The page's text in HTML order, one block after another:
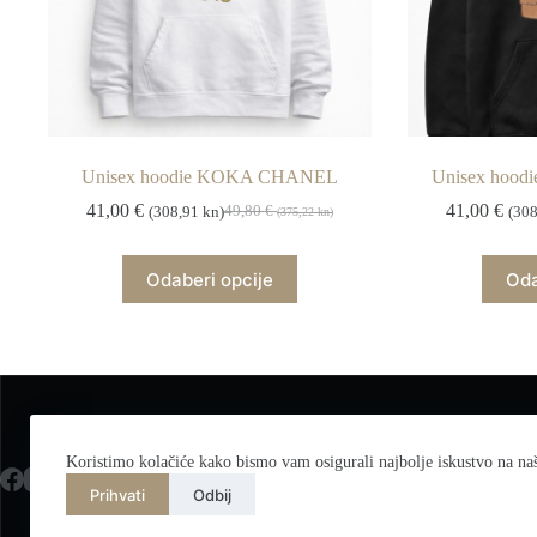
Koristimo kolačiće kako bismo vam osigurali najbolje iskustvo na
Prihvati Odbij
Unisex hoodie KOKA CHANEL
49,80€ (375,22 kn)
Izvorna
je:
49,80 €
41,00 € (308,91 kn)Trenutna
41,00 €
(308,91
Odaberi opcije
proizvod
ima
Opcije
mogu
na
proizvoda
Unisex
41,00 €